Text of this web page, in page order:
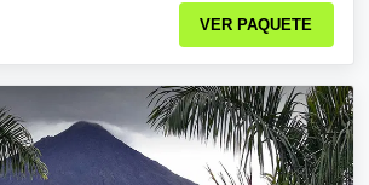
VER PAQUETE